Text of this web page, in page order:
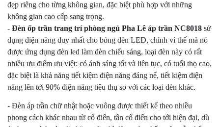
đẹp riêng cho từng không gian, đặc biệt phù hợp với những
không gian cao cấp sang trọng.
- Đèn ốp trần trang trí phòng ngủ Pha Lê áp trần NC8018 sử
dụng điện năng duy nhất cho bóng đèn LED, chính vì thế mà nó
được ứng dụng đèn led làm đèn chiếu sáng, loại đèn này có rất
nhiều ưu điểm ưu việt: có ánh sáng tốt và liên tục, có tuổi thọ cao,
đặc biệt là khả năng tiết kiệm điện năng đáng nể, tiết kiệm điện
năng lên tới 90% điện năng tiêu thụ so với các loại đèn khác.
- Đèn áp trần chữ nhật hoặc vuông được thiết kế theo nhiều
phong cách khác nhau từ cổ điển, tân cổ điển cho tới hiện đại, dù